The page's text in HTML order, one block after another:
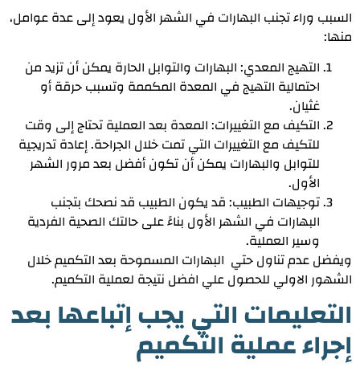
السبب وراء تجنب البهارات في الشهر الأول يعود إلى عدة عوامل،
منها:
التهيج المعدي: البهارات والتوابل الحارة يمكن أن تزيد من
احتمالية التهيج في المعدة المكممة وتسبب حرقة أو
غثيان.
التكيف مع التغييرات: المعدة بعد العملية تحتاج إلى وقت
للتكيف مع التغييرات التي تمت خلال الجراحة. إعادة تدريجية
للتوابل والبهارات يمكن أن تكون أفضل بعد مرور الشهر
الأول.
توجيهات الطبيب: قد يكون الطبيب قد نصحك بتجنب
البهارات في الشهر الأول بناءً على حالتك الصحية الفردية
وسير العملية.
ويفضل عدم تناول حتي البهارات المسموحة بعد التكميم خلال
الشهور الاولي للحصول علي افضل نتيجة لعملية التكميم.
التعليمات التي يجب إتباعها بعد
إجراء عملية التكميم